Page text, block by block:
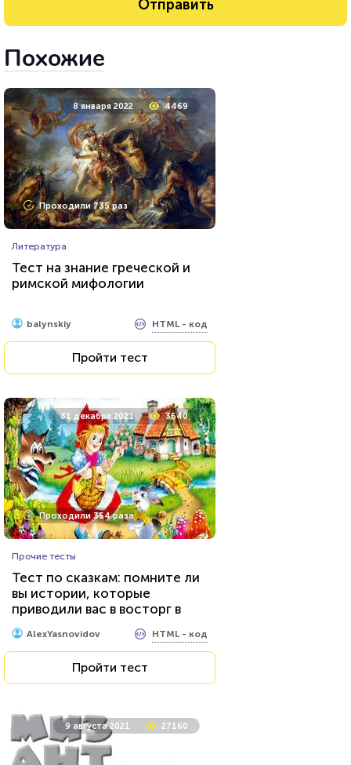
Похожие
8 января 2022 4469
Проходили 735 раз
Литература
Тест на знание греческой и
римской мифологии
balynskiy HTML - код
Пройти тест
31 декабря 2021 3640
Проходили 354 раза
Прочие тесты
Тест по сказкам: помните ли
вы истории, которые
приводили вас в восторг в
детстве?
AlexYasnovidov HTML - код
Пройти тест
9 августа 2021 27160